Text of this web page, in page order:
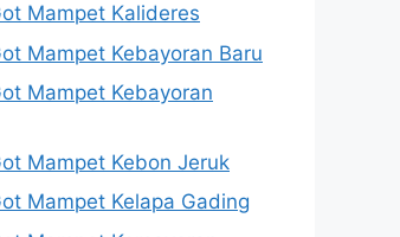
Mampet Kalideres
Mampet Kebayoran Baru
Mampet Kebayoran
Mampet Kebon Jeruk
Mampet Kelapa Gading